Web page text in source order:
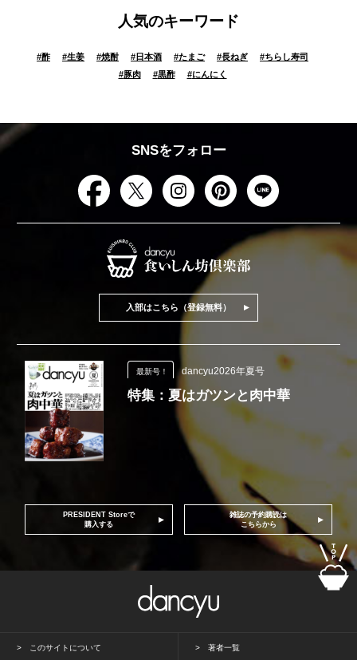
人気のキーワード
#酢 #生姜 #焼酎 #日本酒 #たまご #長ねぎ #ちらし寿司
#豚肉 #黒酢 #にんにく
SNSをフォロー
入部はこちら（登録無料）
最新号！ dancyu2026年夏号
特集：夏はガツンと肉中華
PRESIDENT Storeで
購入する
雑誌の予約購読は
こちらから
このサイトについて 著者一覧